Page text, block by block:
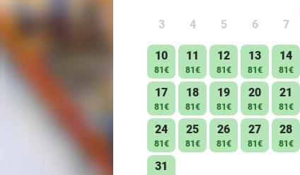
3 4 5 6 7
10
81€
11
81€
12
81€
13
81€
14
81€
17
81€
18
81€
19
81€
20
81€
21
81€
24
81€
25
81€
26
81€
27
81€
28
81€
31